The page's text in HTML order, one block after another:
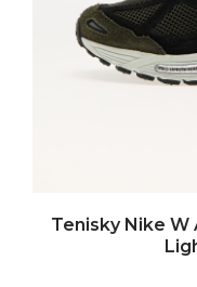
Tenisky Nike W